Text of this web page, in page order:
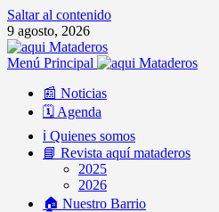
Saltar al contenido
9 agosto, 2026
Menú Principal
📰 Noticias
🗓️ Agenda
ℹ️ Quienes somos
📘 Revista aquí mataderos
2025
2026
🏠 Nuestro Barrio